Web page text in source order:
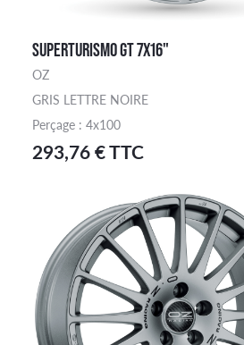
SUPERTURISMO GT 7X16"
OZ
GRIS LETTRE NOIRE
Perçage : 4x100
293,76 € TTC